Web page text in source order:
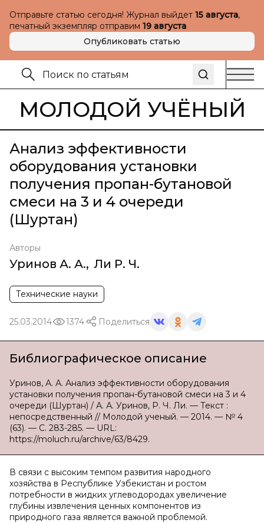
Отправьте статью сегодня! Журнал выйдет 15 августа,
печатный экземпляр отправим 19 августа
Опубликовать статью
МОЛОДОЙ УЧЁНЫЙ
Анализ эффективности
оборудования установки
получения пропан-бутановой
смеси на 3 и 4 очереди
(Шуртан)
Авторы
Уринов А. А., Ли Р. Ч.
Технические науки
25.03.2014 1374 Поделиться
Библиографическое описание
Уринов, А. А. Анализ эффективности оборудования
установки получения пропан-бутановой смеси на 3 и 4
очереди (Шуртан) / А. А. Уринов, Р. Ч. Ли. — Текст :
непосредственный // Молодой ученый. — 2014. — № 4
(63). — С. 283-285. — URL:
https://moluch.ru/archive/63/8429.
В связи с высоким темпом развития народного
хозяйства в Республике Узбекистан и ростом
потребности в жидких углеводородах увеличение
глубины извлечения ценных компонентов из
природного газа является важной проблемой.